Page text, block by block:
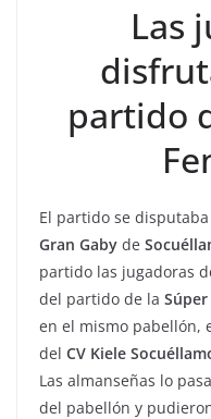
Las
partido
El partido se
Gran Gaby de
partido las jugadoras
del partido de la
en el mismo pabellón,
del CV Kiele
Las almanseñas lo
del pabellón y